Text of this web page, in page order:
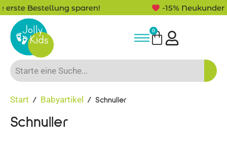
-15% Neukunden-Rabatt - NEUKUNDE15
0
Start / Babyartikel / Schnuller
Schnuller